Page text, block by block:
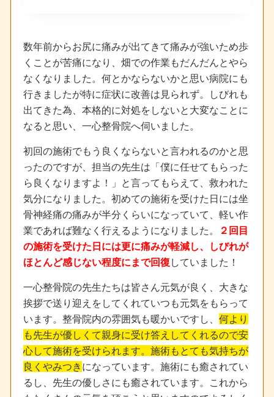
数年前からお尻に痛みが出てきて痛みが強いため歩
くことが苦痛になり、畑での作業もだんだんとやら
なくなりました。何とかならないかと思い病院にも
行きましたが特に症状に改善は見られず。しびれも
出てきた為、本格的に対処をしないと大変なことに
なると思い、一心整骨院へ伺いました。
初回の施術でもう良くならないと言われるのかと思
ったのですが、担当の先生は「僕に任せてもらった
ら良くなりますよ！」と言ってもらえて、救われた
気分になりました。初めての施術を受けた日には坐
骨神経痛の痛みが半分くらいになっていて、軽い作
業であれば難なく行えるようになりました。
２回目
の施術を受けた日には更に痛みが軽減し、しびれが
ほとんど感じない程度にまで回復 していました！
一心整骨院の先生たちは皆さん元気が良く、大きな
挨拶で送り迎えをしてくれていつも元気をもらって
います。整骨院内の雰囲気も暖かいですし、 何より
も先生が優しくて親身に受け答えしてくれるので安
心して施術を受けられます。施術もとても気持ちが
良くやみつき になっています。施術にも癒されてい
るし、先生の優しさにも癒されています。これから